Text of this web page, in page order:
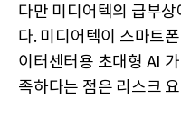
다만 미디어텍의 급부
다. 미디어텍이 스마트
이터센터용 초대형 AI
족하다는 점은 리스크